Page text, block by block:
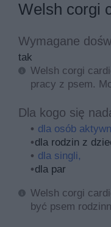
Welsh corgi
Wymagane
tak
Welsh corgi
pracy z psem.
Dla kogo się
dla osób
dla rodzin z
dla singli,
dla par
Welsh corgi
być psem